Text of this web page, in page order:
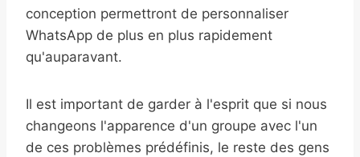
conception permettront de personnaliser
WhatsApp de plus en plus rapidement
qu'auparavant.
Il est important de garder à l'esprit que si nous
changeons l'apparence d'un groupe avec l'un
de ces problèmes prédéfinis, le reste des gens